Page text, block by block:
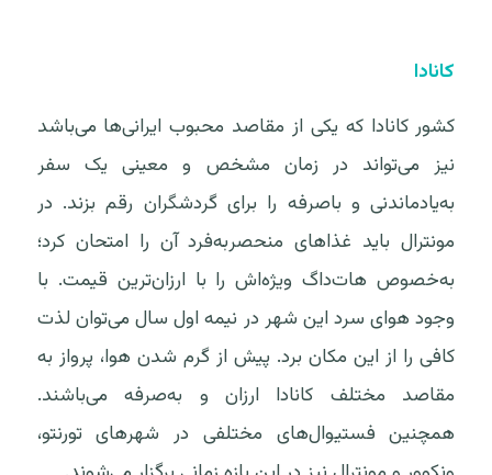
کانادا
کشور کانادا که یکی از مقاصد محبوب ایرانی‌ها می‌باشد
نیز می‌تواند در زمان مشخص و معینی یک سفر
به‌یادماندنی و باصرفه را برای گردشگران رقم بزند. در
مونترال باید غذاهای منحصربه‌فرد آن را امتحان کرد؛
به‌خصوص هات‌داگ ویژه‌اش را با ارزان‌ترین قیمت. با
وجود هوای سرد این شهر در نیمه اول سال می‌توان لذت
کافی را از این مکان برد. پیش از گرم شدن هوا، پرواز به
مقاصد مختلف کانادا ارزان و به‌صرفه می‌باشند.
همچنین فستیوال‌های مختلفی در شهرهای تورنتو،